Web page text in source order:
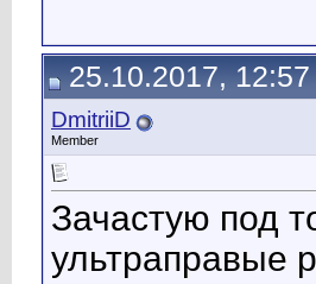
25.10.2017, 12:57
DmitriiD
Member
Зачастую под
ультраправые